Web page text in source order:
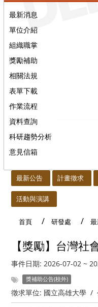
最新消息
單位介紹
組織職掌
獎勵補助
相關法規
表單下載
作業流程
資料查詢
科研趨勢分析
意見信箱
最新公告 計畫徵求
活動與演講
首頁 研發處
【獎勵】台灣社
事件日期: 2026-07-02 ~
獎補助公告(校外)
徵求單位: 國立高雄大學 /